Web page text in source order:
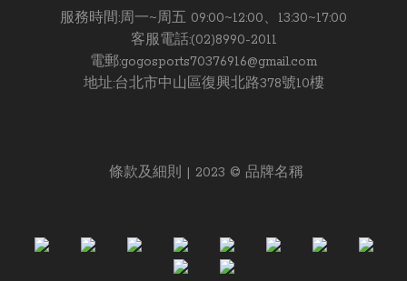
服務時間:周一~周五 09:00~12:00、13:30~17:00
客服電話:(02)8990-2011
電郵:gogosports70376916@gmail.com
地址:台北市中山區復興北路378號10樓
條款及細則 | 2023 © 品牌名稱